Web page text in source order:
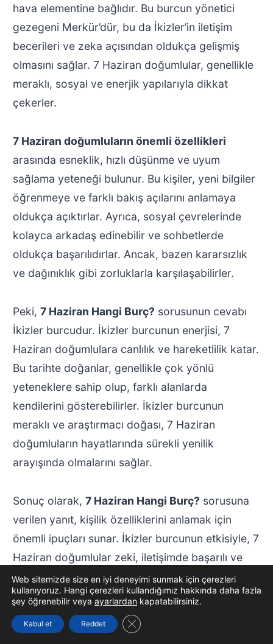
hava elementine bağlıdır. Bu burcun yönetici
gezegeni Merkür’dür, bu da İkizler’in iletişim
becerileri ve zeka açısından oldukça gelişmiş
olmasını sağlar. 7 Haziran doğumlular, genellikle
meraklı, sosyal ve enerjik yapılarıyla dikkat
çekerler.
7 Haziran doğumluların önemli özellikleri
arasında esneklik, hızlı düşünme ve uyum
sağlama yeteneği bulunur. Bu kişiler, yeni bilgiler
öğrenmeye ve farklı bakış açılarını anlamaya
oldukça açıktırlar. Ayrıca, sosyal çevrelerinde
kolayca arkadaş edinebilir ve sohbetlerde
oldukça başarılıdırlar. Ancak, bazen kararsızlık
ve dağınıklık gibi zorluklarla karşılaşabilirler.
Peki, 7 Haziran Hangi Burç? sorusunun cevabı
İkizler burcudur. İkizler burcunun enerjisi, 7
Haziran doğumlulara canlılık ve hareketlilik katar.
Bu tarihte doğanlar, genellikle çok yönlü
yeteneklere sahip olup, farklı alanlarda
kendilerini gösterebilirler. İkizler burcunun
meraklı ve araştırmacı doğası, 7 Haziran
doğumluların hayatlarında sürekli yenilik
arayışında olmalarını sağlar.
Sonuç olarak, 7 Haziran Hangi Burç? sorusuna
verilen yanıt, kişilik özelliklerini anlamak için
önemli ipuçları sunar. İkizler burcunun etkisiyle, 7
Haziran doğumlular zeki, iletişimde başarılı ve
sosyal bireyler olarak öne çıkarlar. Bu özellikler,
onların hem iş hayatında hem de özel
yaşamlarında başarılı olmalarına yardımcı olur.
Web sitemizde size en iyi deneyimi sunmak için çerezleri
kullanıyoruz. Hangi çerezleri kullandığımız hakkında daha fazla
şey öğrenebilir veya ayarlardan kapatabilirsiniz.
Kabul et Reddet GDPR çerez şeridini kapat